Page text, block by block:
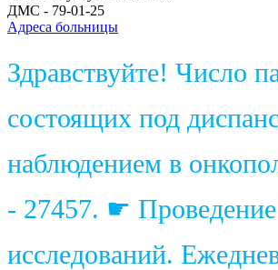
ДМС - 79-01-25
Адреса больницы
Здравствуйте! Число
состоящих под
наблюдением в
- 27457. ☛
исследований.